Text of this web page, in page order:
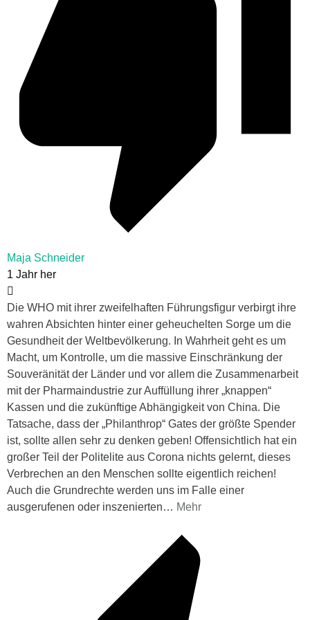
Maja Schneider
1 Jahr her
Die WHO mit ihrer zweifelhaften Führungsfigur verbirgt ihre
wahren Absichten hinter einer geheuchelten Sorge um die
Gesundheit der Weltbevölkerung. In Wahrheit geht es um
Macht, um Kontrolle, um die massive Einschränkung der
Souveränität der Länder und vor allem die Zusammenarbeit
mit der Pharmaindustrie zur Auffüllung ihrer „knappen“
Kassen und die zukünftige Abhängigkeit von China. Die
Tatsache, dass der „Philanthrop“ Gates der größte Spender
ist, sollte allen sehr zu denken geben! Offensichtlich hat ein
großer Teil der Politelite aus Corona nichts gelernt, dieses
Verbrechen an den Menschen sollte eigentlich reichen!
Auch die Grundrechte werden uns im Falle einer
ausgerufenen oder inszenierten… Mehr